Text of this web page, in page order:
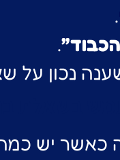
.
נכון על
כאשר יש